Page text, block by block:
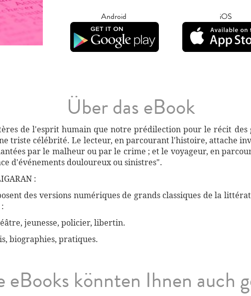
Android iOS
Über das eBook
de l'esprit humain que notre prédilection pour le récit des
triste célébrité. Le lecteur, en parcourant l'histoire, attache
par le malheur ou par le crime ; et le voyageur, en
d'événements douloureux ou sinistres".
:
des versions numériques de grands classiques de la
jeunesse, policier, libertin.
biographies, pratiques.
eBooks könnten Ihnen auch